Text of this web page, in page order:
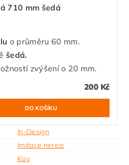
710 mm šedá
o průměru 60 mm.
šedá.
zvýšení o 20 mm.
200 Kč
In-Design
Imitace nerezi
Kov